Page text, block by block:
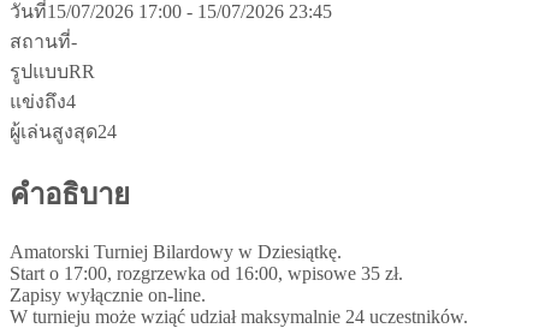
วันที่15/07/2026 17:00 - 15/07/2026 23:45
สถานที่-
รูปแบบRR
แข่งถึง4
ผู้เล่นสูงสุด24
คำอธิบาย
Amatorski Turniej Bilardowy w Dziesiątkę.
Start o 17:00, rozgrzewka od 16:00, wpisowe 35 zł.
Zapisy wyłącznie on-line.
W turnieju może wziąć udział maksymalnie 24 uczestników.